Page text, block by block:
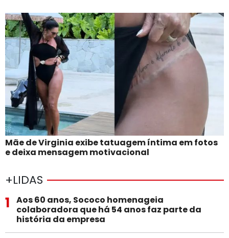
Mãe de Virginia exibe tatuagem íntima em fotos
e deixa mensagem motivacional
+LIDAS
1
Aos 60 anos, Sococo homenageia
colaboradora que há 54 anos faz parte da
história da empresa